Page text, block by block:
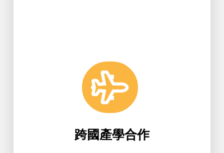
跨國產學合作
生科系與泰國油品公司進行加工技術